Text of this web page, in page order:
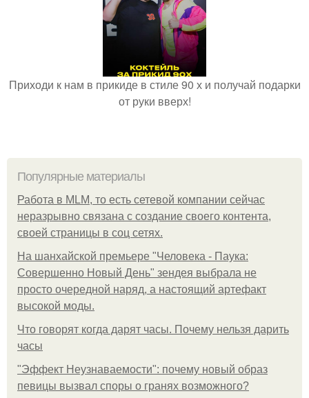
Приходи к нам в прикиде в стиле 90 х и получай подарки
от руки вверх!
Популярные материалы
Работа в MLM, то есть сетевой компании сейчас
неразрывно связана с создание своего контента,
своей страницы в соц сетях.
На шанхайской премьере "Человека - Паука:
Совершенно Новый День" зендея выбрала не
просто очередной наряд, а настоящий артефакт
высокой моды.
Что говорят когда дарят часы. Почему нельзя дарить
часы
"Эффект Неузнаваемости": почему новый образ
певицы вызвал споры о гранях возможного?